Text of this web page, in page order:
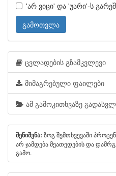
'არ ვიცი' და 'უარი'-ს
გამოთვლა
ცვლადების გზამკვლევი
მიმაგრებული ფაილები
ამ გამოკითხვაზე
შენიშვნა: ზოგ შემთხვევაში
არ ჯამდება მეათედების და
გამო.